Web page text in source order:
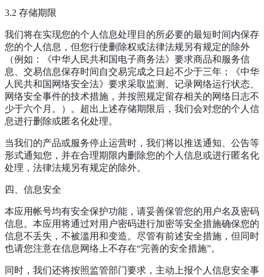
3.2 存储期限
我们将在实现您的个人信息处理目的所必要的最短时间内保存
您的个人信息，但您行使删除权或法律法规另有规定的除外
（例如：《中华人民共和国电子商务法》要求商品和服务信
息、交易信息保存时间自交易完成之日起不少于三年；《中华
人民共和国网络安全法》要求采取监测、记录网络运行状态、
网络安全事件的技术措施，并按照规定留存相关的网络日志不
少于六个月。）。超出上述存储期限后，我们会对您的个人信
息进行删除或匿名化处理。
当我们的产品或服务停止运营时，我们将以推送通知、公告等
形式通知您，并在合理期限内删除您的个人信息或进行匿名化
处理，法律法规另有规定的除外。
四、信息安全
本应用帐号均有安全保护功能，请妥善保管您的用户名及密码
信息。本应用将通过对用户密码进行加密等安全措施确保您的
信息不丢失，不被滥用和变造。尽管有前述安全措施，但同时
也请您注意在信息网络上不存在“完善的安全措施”。
同时，我们还将按照监管部门要求，主动上报个人信息安全事